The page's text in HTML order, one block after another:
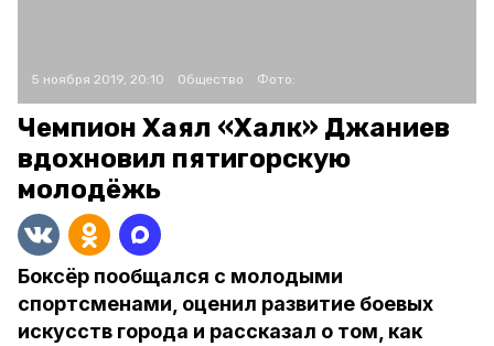
5 ноября 2019, 20:10 Общество Фото:
Чемпион Хаял «Халк» Джаниев
вдохновил пятигорскую
молодёжь
Боксёр пообщался с молодыми
спортсменами, оценил развитие боевых
искусств города и рассказал о том, как